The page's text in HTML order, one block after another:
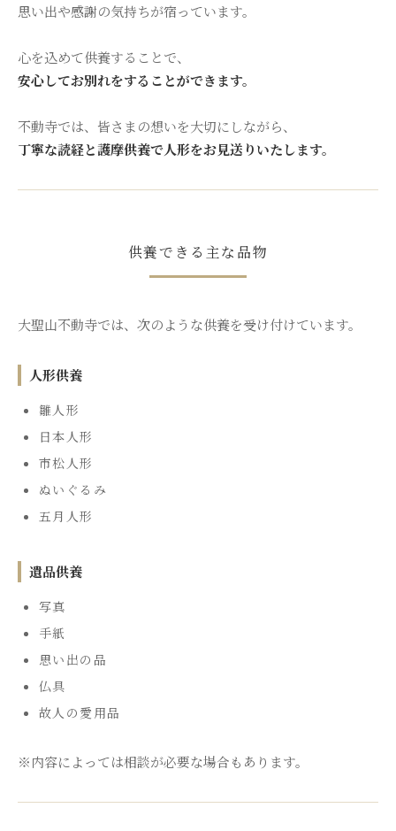
思い出や感謝の気持ちが宿っています。
心を込めて供養することで、
安心してお別れをすることができます。
不動寺では、皆さまの想いを大切にしながら、
丁寧な読経と護摩供養で人形をお見送りいたします。
供養できる主な品物
大聖山不動寺では、次のような供養を受け付けています。
人形供養
雛人形
日本人形
市松人形
ぬいぐるみ
五月人形
遺品供養
写真
手紙
思い出の品
仏具
故人の愛用品
※内容によっては相談が必要な場合もあります。